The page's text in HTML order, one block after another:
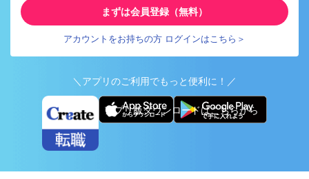
まずは会員登録（無料）
アカウントをお持ちの方 ログインはこちら＞
＼アプリのご利用でもっと便利に！／
アプリ版ダウンロードはこちらから